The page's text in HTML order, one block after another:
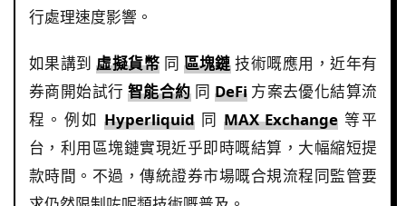
行處理速度影響。
如果講到虛擬貨幣 同 區塊鏈技術嘅應用，近年有
券商開始試行 智能合約同 DeFi方案去優化結算流
程。例如Hyperliquid 同MAX Exchange 等平
台，利用區塊鏈實現近乎即時嘅結算，大幅縮短提
款時間。不過，傳統證券市場嘅合規流程同監管要